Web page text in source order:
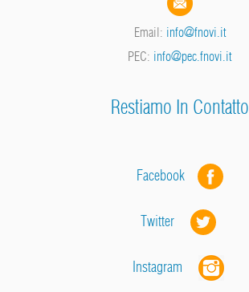
Email: info@fnovi.it
PEC: info@pec.fnovi.it
Restiamo In Contatto
Facebook
Twitter
Instagram